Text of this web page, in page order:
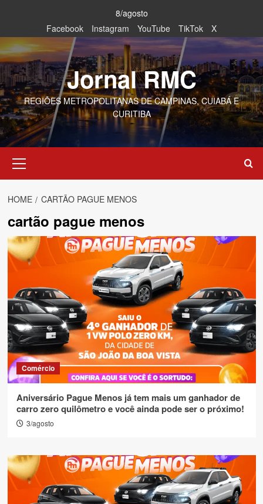
content
8/agosto
Facebook
Instagram YouTube TikTok X
Jornal RMC
REGIÕES METROPOLITANAS DE CAMPINAS, CUIABÁ E
CURITIBA
Menu
HOME CARTÃO PAGUE MENOS
cartão pague menos
Comércio
Aniversário Pague Menos já tem mais um ganhador de
carro zero quilômetro e você ainda pode ser o próximo!
3/agosto